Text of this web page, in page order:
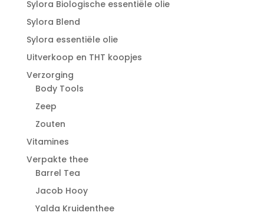
Sylora Biologische essentiële olie
Sylora Blend
Sylora essentiële olie
Uitverkoop en THT koopjes
Verzorging
Body Tools
Zeep
Zouten
Vitamines
Verpakte thee
Barrel Tea
Jacob Hooy
Yalda Kruidenthee